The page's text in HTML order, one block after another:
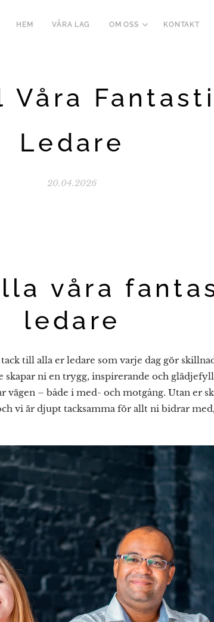
HEM VÅRA LAG OM OSS KONTAKT
Våra
Ledare
20.04.2026
våra
ledare
till alla er ledare som varje dag gör
skapar ni en trygg, inspirerande och
vägen – både i med- och motgång. Utan er
vi är djupt tacksamma för allt ni bidrar